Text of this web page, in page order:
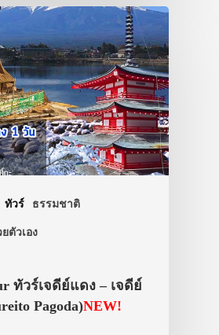
ทัวร์ ธรรมชาติ
ตัวเอง
ทัวร์เจดีย์แดง – เจดีย์
Pagoda)NEW!
เที่ยวญี่ปุ่นด้ว
เอง
รถบัส
เดินทาง
ทัวร์
ที่พัก
สาระน่ารู้